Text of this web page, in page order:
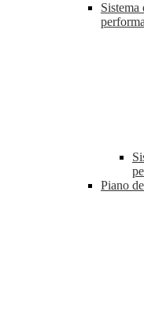
Piano